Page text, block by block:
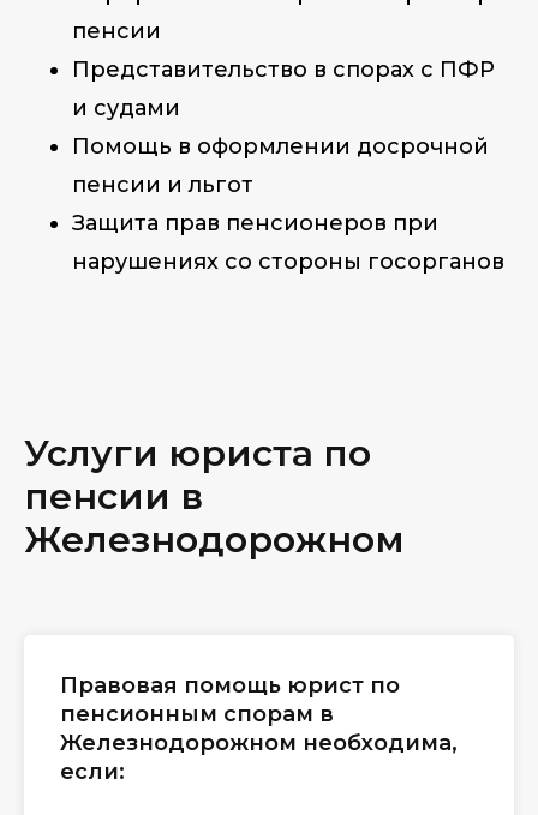
пенсии
Представительство в спорах с ПФР
и судами
Помощь в оформлении досрочной
пенсии и льгот
Защита прав пенсионеров при
нарушениях со стороны госорганов
Услуги юриста по
пенсии в
Железнодорожном
Правовая помощь юрист по
пенсионным спорам в
Железнодорожном необходима,
если: